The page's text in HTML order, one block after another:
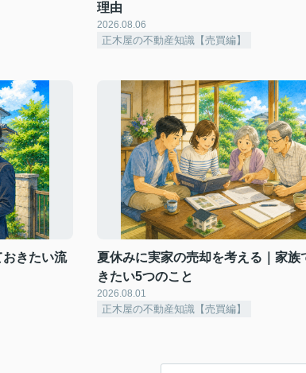
理由
2026.08.06
正木屋の不動産知識【売買編】
きたい流
夏休みに実家の売却を考える｜家族
きたい5つのこと
2026.08.01
正木屋の不動産知識【売買編】